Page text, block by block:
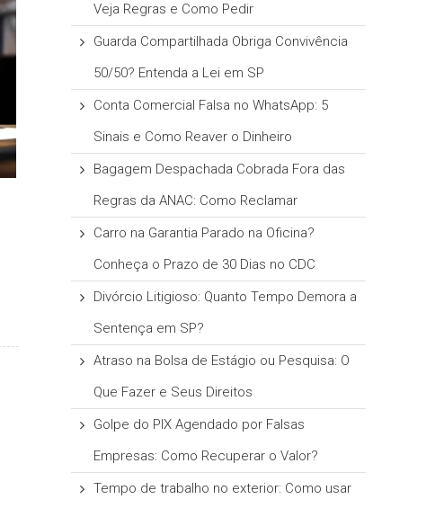
Veja Regras e Como Pedir
Guarda Compartilhada Obriga Convivência
50/50? Entenda a Lei em SP
Conta Comercial Falsa no WhatsApp: 5
Sinais e Como Reaver o Dinheiro
Bagagem Despachada Cobrada Fora das
Regras da ANAC: Como Reclamar
Carro na Garantia Parado na Oficina?
Conheça o Prazo de 30 Dias no CDC
Divórcio Litigioso: Quanto Tempo Demora a
Sentença em SP?
Atraso na Bolsa de Estágio ou Pesquisa: O
Que Fazer e Seus Direitos
Golpe do PIX Agendado por Falsas
Empresas: Como Recuperar o Valor?
Tempo de trabalho no exterior: Como usar